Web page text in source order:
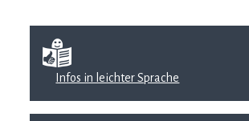
Infos in leichter Sprache